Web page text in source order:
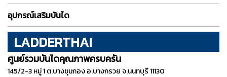
อุปกรณ์เสริมบันได
LADDERTHAI
ศูนย์รวมบันไดคุณภาพครบครัน
145/2-3 หมู่ 1 ต.บางขุนกอง อ.บางกรวย จ.นนทบุรี 11130